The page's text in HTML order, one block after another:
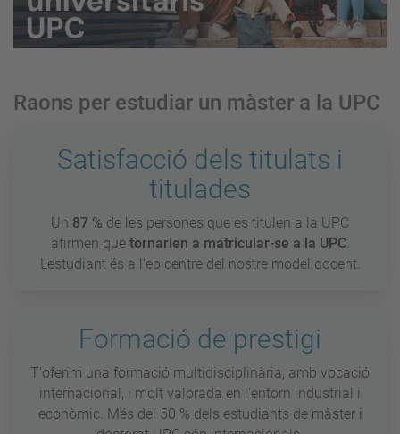
Raons per estudiar un màster a la UPC
Satisfacció dels titulats i
titulades
Un 87 % de les persones que es titulen a la UPC
afirmen que tornarien a matricular-se a la UPC.
L'estudiant és a l'epicentre del nostre model docent.
Formació de prestigi
T'oferim una formació multidisciplinària, amb vocació
internacional, i molt valorada en l'entorn industrial i
econòmic. Més del 50 % dels estudiants de màster i